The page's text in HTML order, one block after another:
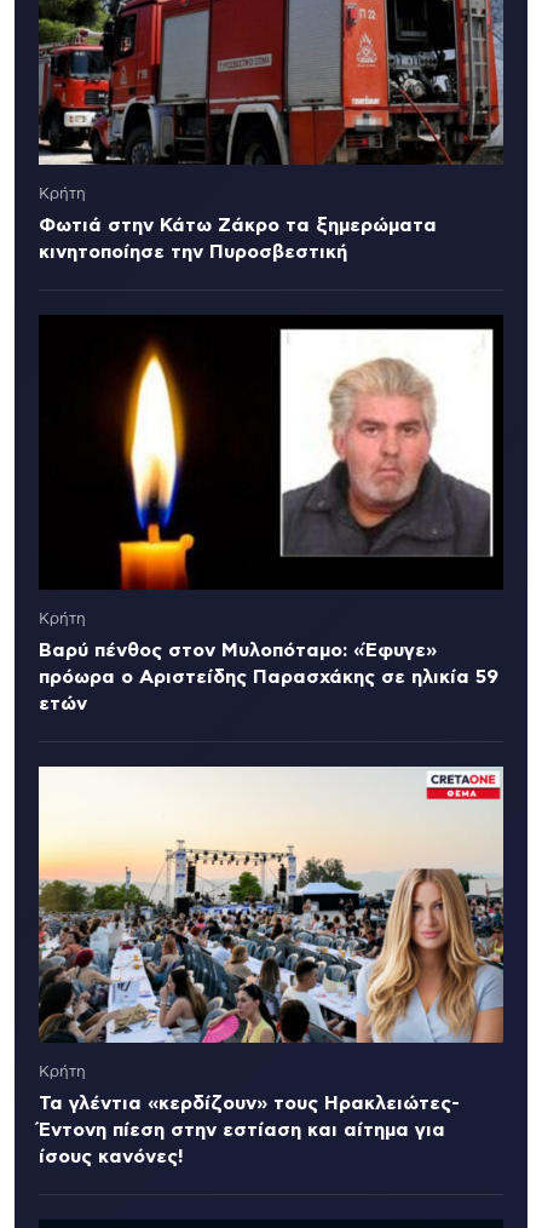
Κρήτη
Φωτιά στην Κάτω Ζάκρο τα ξημερώματα
κινητοποίησε την Πυροσβεστική
Κρήτη
Βαρύ πένθος στον Μυλοπόταμο: «Έφυγε»
πρόωρα ο Αριστείδης Παρασχάκης σε ηλικία 59
ετών
Κρήτη
Τα γλέντια «κερδίζουν» τους Ηρακλειώτες-
Έντονη πίεση στην εστίαση και αίτημα για
ίσους κανόνες!